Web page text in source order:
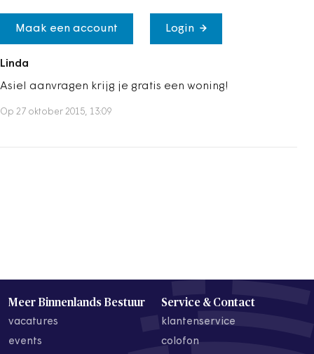
Maak een account Login
Linda
Asiel aanvragen krijg je gratis een woning!
Op 27 oktober 2015, 13:09
Meer Binnenlands Bestuur
vacatures
events
Service & Contact
klantenservice
colofon